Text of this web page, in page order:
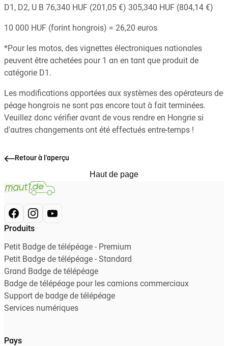
D1, D2, U B 76,340 HUF (201,05 €) 305,340 HUF (804,14 €)
10 000 HUF (forint hongrois) = 26,20 euros
*Pour les motos, des vignettes électroniques nationales
peuvent être achetées pour 1 an en tant que produit de
catégorie D1.
Les modifications apportées aux systèmes des opérateurs de
péage hongrois ne sont pas encore tout à fait terminées.
Veuillez donc vérifier avant de vous rendre en Hongrie si
d'autres changements ont été effectués entre-temps !
Retour à l'aperçu
Haut de page
Produits
Petit Badge de télépéage - Premium
Petit Badge de télépéage - Standard
Grand Badge de télépéage
Badge de télépéage pour les camions commerciaux
Support de badge de télépéage
Services numériques
Pays